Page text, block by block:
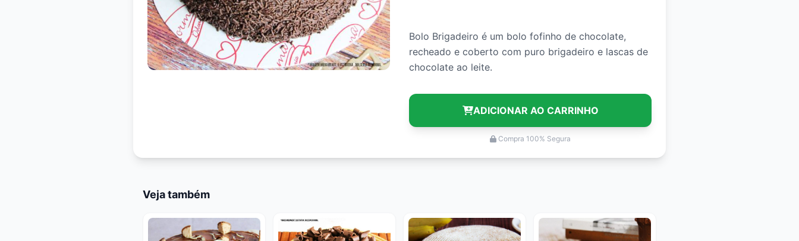
Bolo Brigadeiro é um bolo fofinho de chocolate,
recheado e coberto com puro brigadeiro e lascas de
chocolate ao leite.
ADICIONAR AO CARRINHO
Compra 100% Segura
Veja também